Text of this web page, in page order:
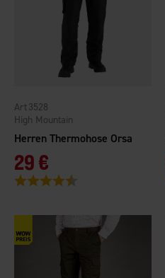
Herren Thermohose Orsa
High Mountain
3528
29 €
Bewertung: